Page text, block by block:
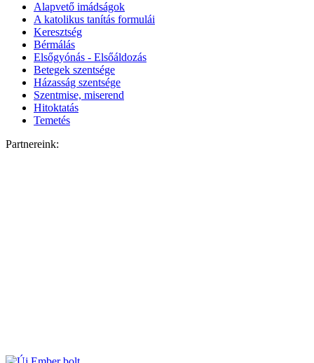
Alapvető imádságok
A katolikus tanítás formulái
Keresztség
Bérmálás
Elsőgyónás - Elsőáldozás
Betegek szentsége
Házasság szentsége
Szentmise, miserend
Hitoktatás
Temetés
Partnereink: